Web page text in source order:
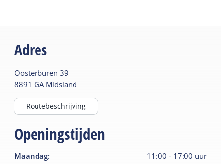
Adres
Oosterburen 39
8891 GA Midsland
Routebeschrijving
Openingstijden
Maandag: 11:00 - 17:00 uur